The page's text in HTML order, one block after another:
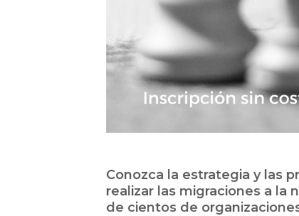
Conozca la estrategia y las
realizar las migraciones a la
de cientos de